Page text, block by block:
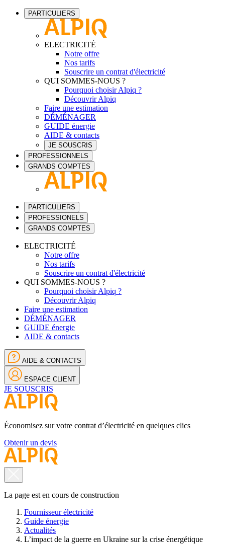
PARTICULIERS
ELECTRICITÉ
Notre offre
Nos tarifs
Souscrire un contrat d'électricité
QUI SOMMES-NOUS ?
Pourquoi choisir Alpiq ?
Découvrir Alpiq
Faire une estimation
DÉMÉNAGER
GUIDE énergie
AIDE & contacts
JE SOUSCRIS
PROFESSIONNELS
GRANDS COMPTES
PARTICULIERS
PROFESSIONELS
GRANDS COMPTES
ELECTRICITÉ
Notre offre
Nos tarifs
Souscrire un contrat d'électricité
QUI SOMMES-NOUS ?
Pourquoi choisir Alpiq ?
Découvrir Alpiq
Faire une estimation
DÉMÉNAGER
GUIDE énergie
AIDE & contacts
AIDE & CONTACTS
ESPACE CLIENT
JE SOUSCRIS
Économisez sur votre contrat d’électricité en quelques clics
Obtenir un devis
La page est en cours de construction
Fournisseur électricité
Guide énergie
Actualités
L’impact de la guerre en Ukraine sur la crise énergétique